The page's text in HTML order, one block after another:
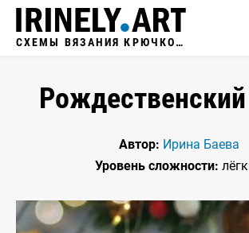
СХЕМЫ ВЯЗАНИЯ КРЮЧКОМ
Рождественский
Автор: Ирина Баева
Уровень сложности: